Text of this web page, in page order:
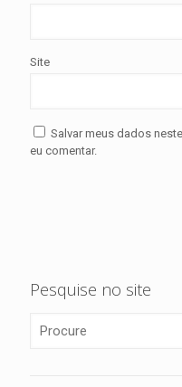
Site
Salvar meus dados
eu comentar.
Pesquise no site